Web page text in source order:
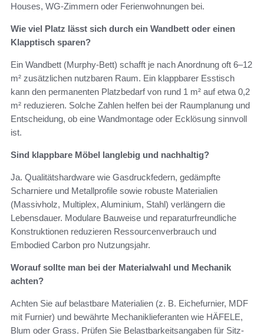
Houses, WG‑Zimmern oder Ferienwohnungen bei.
Wie viel Platz lässt sich durch ein Wandbett oder einen
Klapptisch sparen?
Ein Wandbett (Murphy‑Bett) schafft je nach Anordnung oft 6–12
m² zusätzlichen nutzbaren Raum. Ein klappbarer Esstisch
kann den permanenten Platzbedarf von rund 1 m² auf etwa 0,2
m² reduzieren. Solche Zahlen helfen bei der Raumplanung und
Entscheidung, ob eine Wandmontage oder Ecklösung sinnvoll
ist.
Sind klappbare Möbel langlebig und nachhaltig?
Ja. Qualitätshardware wie Gasdruckfedern, gedämpfte
Scharniere und Metallprofile sowie robuste Materialien
(Massivholz, Multiplex, Aluminium, Stahl) verlängern die
Lebensdauer. Modulare Bauweise und reparaturfreundliche
Konstruktionen reduzieren Ressourcenverbrauch und
Embodied Carbon pro Nutzungsjahr.
Worauf sollte man bei der Materialwahl und Mechanik
achten?
Achten Sie auf belastbare Materialien (z. B. Eichefurnier, MDF
mit Furnier) und bewährte Mechaniklieferanten wie HÄFELE,
Blum oder Grass. Prüfen Sie Belastbarkeitsangaben für Sitz‑